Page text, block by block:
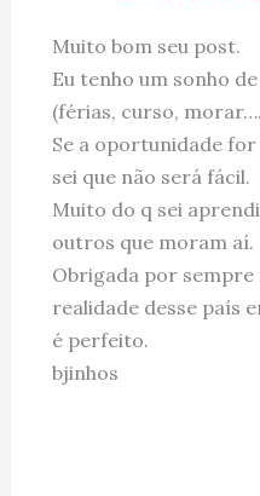
Muito bom seu post.
Eu tenho um sonho
(férias, curso,
Se a oportunidade
sei que não será fácil.
Muito do q sei
outros que moram aí.
Obrigada por
realidade desse país
é perfeito.
bjinhos